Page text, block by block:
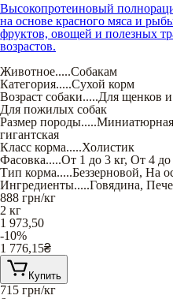
Высокопротеиновый
на основе красного мяса и
фруктов, овощей и полезных
возрастов.
Животное.....Собакам
Категория.....Сухой корм
Возраст собаки.....Для щенков
Для пожилых собак
Размер породы.....Миниатюрная
гигантская
Класс корма.....Холистик
Фасовка.....От 1 до 3 кг, От 4 до
Тип корма.....Беззерновой, На
Ингредиенты.....Говядина,
888 грн/кг
2 кг
1 973,50
-10%
1 776,15₴
Купить
715 грн/кг